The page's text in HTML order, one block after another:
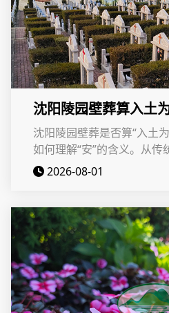
沈阳陵园壁葬算入土
与现代殡葬文化的解
沈阳陵园壁葬是否算“入土
如何理解“安”的含义。从传
土葬存在形式上的区别；但
2026-08-01